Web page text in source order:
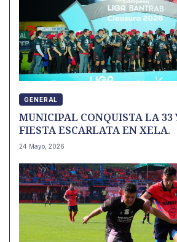
GENERAL
MUNICIPAL CONQUISTA LA 33
FIESTA ESCARLATA EN XELA.
24 Mayo, 2026